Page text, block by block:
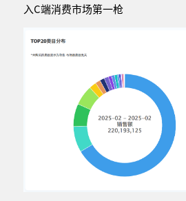
入C端消费市场第一枪